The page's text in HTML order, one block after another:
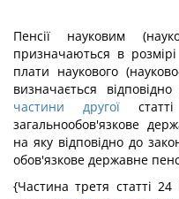
Пенсії науковим
призначаються в розмірі
плати наукового
визначається
частини другої
загальнообов'язкове
на яку відповідно до
обов'язкове державне
{Частина третя статті 24